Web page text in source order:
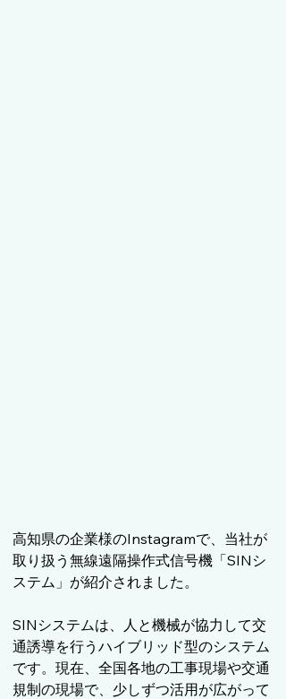
高知県の企業様のInstagramで、当社が
取り扱う無線遠隔操作式信号機「SINシ
ステム」が紹介されました。
SINシステムは、人と機械が協力して交
通誘導を行うハイブリッド型のシステム
です。現在、全国各地の工事現場や交通
規制の現場で、少しずつ活用が広がって